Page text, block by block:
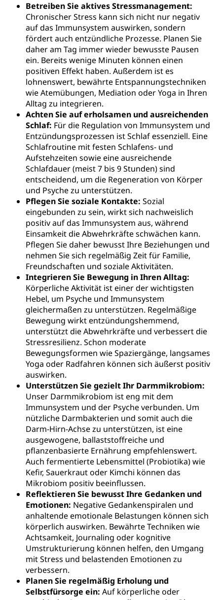
Betreiben Sie aktives Stressmanagement:
Chronischer Stress kann sich nicht nur negativ
auf das Immunsystem auswirken, sondern
fördert auch entzündliche Prozesse. Planen Sie
daher am Tag immer wieder bewusste Pausen
ein. Bereits wenige Minuten können einen
positiven Effekt haben. Außerdem ist es
lohnenswert, bewährte Entspannungstechniken
wie Atemübungen, Mediation oder Yoga in Ihren
Alltag zu integrieren.
Achten Sie auf erholsamen und ausreichenden
Schlaf: Für die Regulation von Immunsystem und
Entzündungsprozessen ist Schlaf essenziell. Eine
Schlafroutine mit festen Schlafens- und
Aufstehzeiten sowie eine ausreichende
Schlafdauer (meist 7 bis 9 Stunden) sind
entscheidend, um die Regeneration von Körper
und Psyche zu unterstützen.
Pflegen Sie soziale Kontakte: Sozial
eingebunden zu sein, wirkt sich nachweislich
positiv auf das Immunsystem aus, während
Einsamkeit die Abwehrkräfte schwächen kann.
Pflegen Sie daher bewusst Ihre Beziehungen und
nehmen Sie sich regelmäßig Zeit für Familie,
Freundschaften und soziale Aktivitäten.
Integrieren Sie Bewegung in Ihren Alltag:
Körperliche Aktivität ist einer der wichtigsten
Hebel, um Psyche und Immunsystem
gleichermaßen zu unterstützen. Regelmäßige
Bewegung wirkt entzündungshemmend,
unterstützt die Abwehrkräfte und verbessert die
Stressresilienz. Schon moderate
Bewegungsformen wie Spaziergänge, langsames
Yoga oder Radfahren können sich äußerst positiv
auswirken.
Unterstützen Sie gezielt Ihr Darmmikrobiom:
Unser Darmmikrobiom ist eng mit dem
Immunsystem und der Psyche verbunden. Um
nützliche Darmbakterien und somit auch die
Darm-Hirn-Achse zu unterstützen, ist eine
ausgewogene, ballaststoffreiche und
pflanzenbasierte Ernährung empfehlenswert.
Auch fermentierte Lebensmittel (Probiotika) wie
Kefir, Sauerkraut oder Kimchi können das
Mikrobiom positiv beeinflussen.
Reflektieren Sie bewusst Ihre Gedanken und
Emotionen: Negative Gedankenspiralen und
anhaltende emotionale Belastungen können sich
körperlich auswirken. Bewährte Techniken wie
Achtsamkeit, Journaling oder kognitive
Umstrukturierung können helfen, den Umgang
mit Stress und belastenden Emotionen zu
verbessern.
Planen Sie regelmäßig Erholung und
Selbstfürsorge ein: Auf körperliche oder